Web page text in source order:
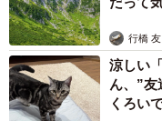
上に短い橋はありませ
所、旧国道1号（県道
向かっているようです
り、水源の位置は明確
行橋 友
涼しい
ん、”
くろい